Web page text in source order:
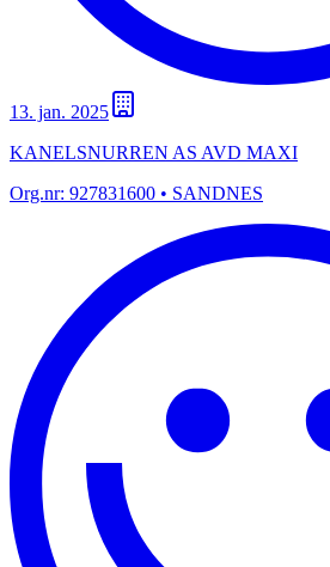
13. jan. 2025
KANELSNURREN AS AVD MAXI
Org.nr: 927831600 • SANDNES